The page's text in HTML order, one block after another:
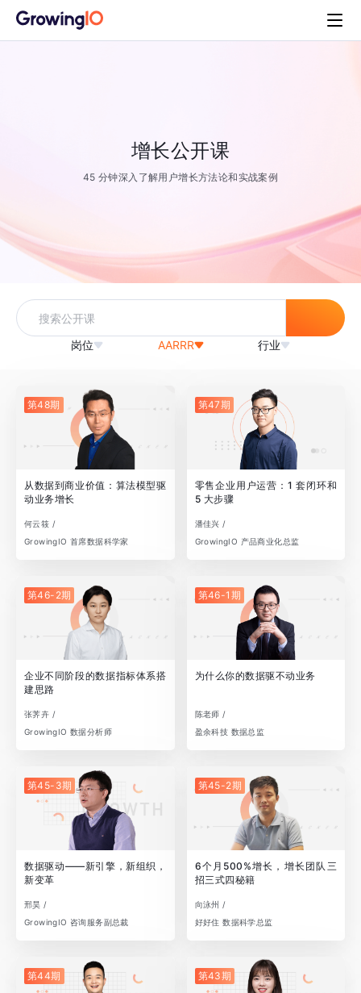
增长公开课
45 分钟深入了解用户增长方法论和实战案例
岗位 AARRR 行业
第48期
从数据到商业价值：算法模型驱
动业务增长
何云筱 /
GrowingIO 首席数据科学家
第47期
零售企业用户运营：1 套闭环和
5 大步骤
潘佳兴 /
GrowingIO 产品商业化总监
第46-2期
企业不同阶段的数据指标体系搭
建思路
张荠卉 /
GrowingIO 数据分析师
第46-1期
为什么你的数据驱不动业务
陈老师 /
盈余科技 数据总监
第45-3期
数据驱动——新引擎，新组织，
新变革
邢昊 /
GrowingIO 咨询服务副总裁
第45-2期
6个月500%增长，增长团队三
招三式四秘籍
向泳州 /
好好住 数据科学总监
第44期 第43期